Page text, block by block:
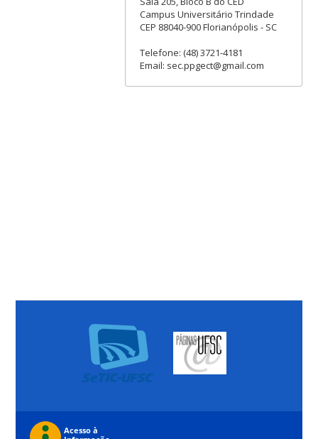
Campus Universitário Trindade
CEP 88040-900 Florianópolis - SC
Telefone: (48) 3721-4181
Email: sec.ppgect@gmail.com